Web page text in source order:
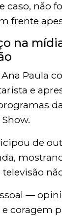
caso, não
frente
na
Paula
e
.
de
,
—
coragem